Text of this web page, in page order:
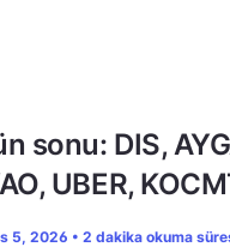
sonu: DIS,
UBER,
5, 2026 • 2 dakika okuma